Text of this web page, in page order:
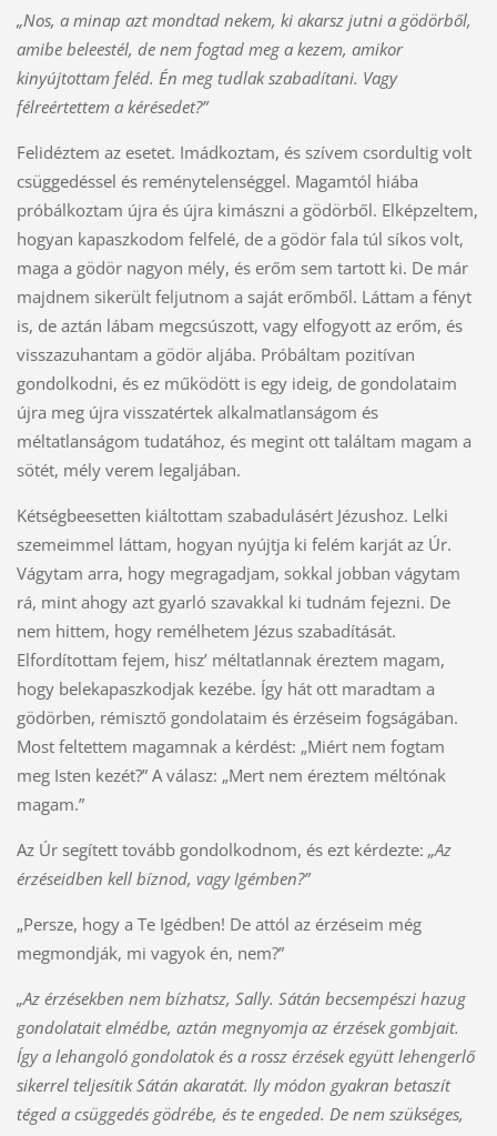
„Nos, a minap azt mondtad nekem, ki akarsz jutni a gödörből,
amibe beleestél, de nem fogtad meg a kezem, amikor
kinyújtottam feléd. Én meg tudlak szabadítani. Vagy
félreértettem a kérésedet?”
Felidéztem az esetet. Imádkoztam, és szívem csordultig volt
csüggedéssel és reménytelenséggel. Magamtól hiába
próbálkoztam újra és újra kimászni a gödörből. Elképzeltem,
hogyan kapaszkodom felfelé, de a gödör fala túl síkos volt,
maga a gödör nagyon mély, és erőm sem tartott ki. De már
majdnem sikerült feljutnom a saját erőmből. Láttam a fényt
is, de aztán lábam megcsúszott, vagy elfogyott az erőm, és
visszazuhantam a gödör aljába. Próbáltam pozitívan
gondolkodni, és ez működött is egy ideig, de gondolataim
újra meg újra visszatértek alkalmatlanságom és
méltatlanságom tudatához, és megint ott találtam magam a
sötét, mély verem legaljában.
Kétségbeesetten kiáltottam szabadulásért Jézushoz. Lelki
szemeimmel láttam, hogyan nyújtja ki felém karját az Úr.
Vágytam arra, hogy megragadjam, sokkal jobban vágytam
rá, mint ahogy azt gyarló szavakkal ki tudnám fejezni. De
nem hittem, hogy remélhetem Jézus szabadítását.
Elfordítottam fejem, hisz’ méltatlannak éreztem magam,
hogy belekapaszkodjak kezébe. Így hát ott maradtam a
gödörben, rémisztő gondolataim és érzéseim fogságában.
Most feltettem magamnak a kérdést: „Miért nem fogtam
meg Isten kezét?” A válasz: „Mert nem éreztem méltónak
magam.”
Az Úr segített tovább gondolkodnom, és ezt kérdezte: „Az
érzéseidben kell bíznod, vagy Igémben?”
„Persze, hogy a Te Igédben! De attól az érzéseim még
megmondják, mi vagyok én, nem?”
„Az érzésekben nem bízhatsz, Sally. Sátán becsempészi hazug
gondolatait elmédbe, aztán megnyomja az érzések gombjait.
Így a lehangoló gondolatok és a rossz érzések együtt lehengerlő
sikerrel teljesítik Sátán akaratát. Ily módon gyakran betaszít
téged a csüggedés gödrébe, és te engeded. De nem szükséges,